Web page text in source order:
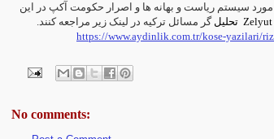
مورد سیستم ریاست و بهانه ها و اصرار حکومت آکپ در این
Zelyut تحلیل گر مسائل ترکیه در لینک زیر مراجعه کنند.
https://www.aydinlik.com.tr/kose-yazilari/
No comments: